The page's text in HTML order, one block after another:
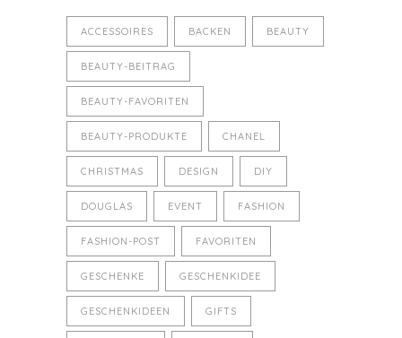
ACCESSOIRES BACKEN BEAUTY
BEAUTY-BEITRAG
BEAUTY-FAVORITEN
BEAUTY-PRODUKTE CHANEL
CHRISTMAS DESIGN DIY
DOUGLAS EVENT FASHION
FASHION-POST FAVORITEN
GESCHENKE GESCHENKIDEE
GESCHENKIDEEN GIFTS